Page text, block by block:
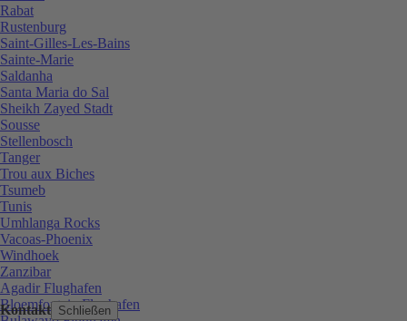
Kontakt Schließen
Rabat
Rustenburg
Saint-Gilles-Les-Bains
Sainte-Marie
Saldanha
Santa Maria do Sal
Sheikh Zayed Stadt
Sousse
Stellenbosch
Tanger
Trou aux Biches
Tsumeb
Tunis
Umhlanga Rocks
Vacoas-Phoenix
Windhoek
Zanzibar
Agadir Flughafen
Bloemfontein Flughafen